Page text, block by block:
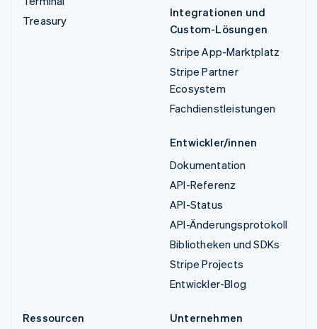
Treasury
Integrationen und
Custom-Lösungen
Stripe App-Marktplatz
Stripe Partner
Ecosystem
Fachdienstleistungen
Entwickler/innen
Dokumentation
API-Referenz
API-Status
API-Änderungsprotokoll
Bibliotheken und SDKs
Stripe Projects
Entwickler-Blog
Ressourcen
Unternehmen